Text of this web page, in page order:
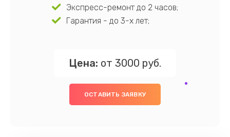
Экспресс-ремонт до 2 часов;
Гарантия - до 3-х лет;
Цена: от 3000 руб.
ОСТАВИТЬ ЗАЯВКУ